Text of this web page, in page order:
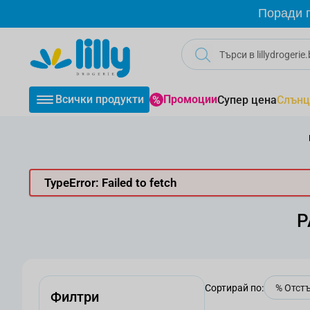
Поради
Всички продукти ПромоцииСупер цена
TypeError: Failed to fetch
Филтри
Сортирай по: